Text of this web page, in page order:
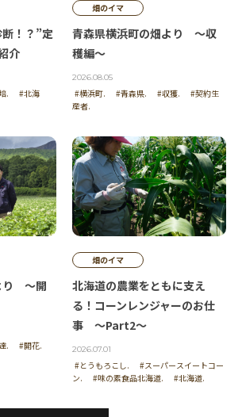
った
稿者 | しずくチャン
イモ畑の収穫に感謝！
者 | 植木
うです。
稿者 | キティマウス
環境で育ったものが食べれるのは、う
者 | じゃがなほ
！？”定
介
.
#北海
畑のイマ
青森県横浜町の畑より ～収
穫編～
2026.08.05
#横浜町. #青森県. #収獲.
#契約生
産者.
り ～開
.
#開花.
畑のイマ
北海道の農業をともに支え
る！コーンレンジャーのお仕
事 ～Part2～
2026.07.01
#とうもろこし.
#スーパースイートコー
ン.
#味の素食品北海道. #北海道.